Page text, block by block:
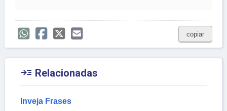
copiar
 Relacionadas
Inveja Frases